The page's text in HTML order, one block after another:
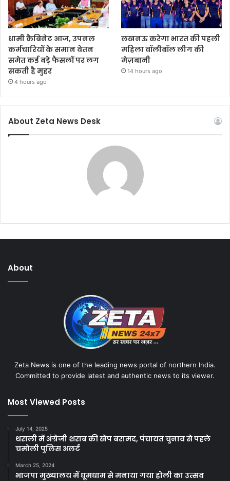
धामी कैबिनेट आज, उपनल
कर्मचारियों के समान वेतन
समेत कई बड़े फैसलों पर लग
सकती है मुहर
4 hours ago
लखनऊ करेगा भारत की पहली
महिला वॉलीबॉल लीग की
मेज़बानी
14 hours ago
About Zeta News Desk
About
Zeta News is one of the leading news portal of northern India.
Committed to provide latest and authentic news to its viewer.
Most Viewed Posts
July 14, 2025
थराली में अंग्रेजी शराब की खेप बरामद, पंचायत चुनाव से पहले
चमोली पुलिस अलर्ट
March 25, 2024
भाजपा मुख्यालय में धूमधाम से मनाया गया होली का उत्सव